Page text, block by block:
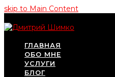
skip to Main Content
ГЛАВНАЯ
ОБО МНЕ
УСЛУГИ
БЛОГ